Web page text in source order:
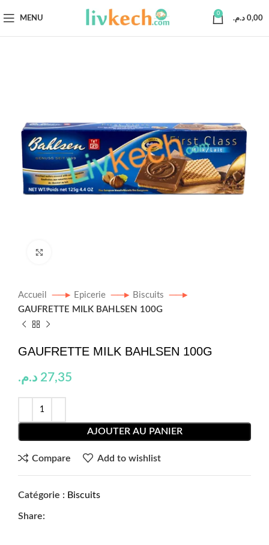
MENU
0
0,00 د.م.
Accueil Epicerie
Biscuits
GAUFRETTE MILK BAHLSEN 100G
GAUFRETTE MILK BAHLSEN 100G
27,35 د.م.
AJOUTER AU PANIER
Compare Add to wishlist
Catégorie : Biscuits
Share: